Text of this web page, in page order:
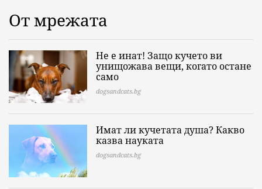
От мрежата
Не е инат! Защо кучето ви
унищожава вещи, когато остане
само
dogsandcats.bg
Имат ли кучетата душа? Какво
казва науката
dogsandcats.bg